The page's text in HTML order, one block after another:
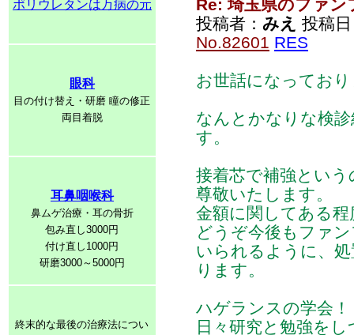
ポリウレタンは万病の元
眼科
目の付け替え・研磨 瞳の修正
両目着脱
耳鼻咽喉科
鼻ムゲ治療・耳の骨折
包み直し3000円
付け直し1000円
研磨3000～5000円
終末的な最後の治療法につい
Re: 埼玉県のファン
投稿者： みえ 投稿
No.82601 RES
お世話になってお
なんとかなりな検
す。
接着芯で補強とい
尊敬いたします。
金額に関してある
どうぞ今後もファ
いられるように、
ります。
ハゲランスの学会
日々研究と勉強を